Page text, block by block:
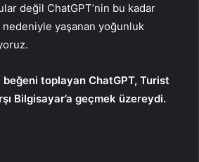
değil ChatGPT’nin bu kadar
yaşanan yoğunluk
toplayan ChatGPT, Turist
Bilgisayar’a geçmek üzereydi.